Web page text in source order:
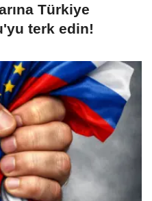
Türkiye
terk edin!